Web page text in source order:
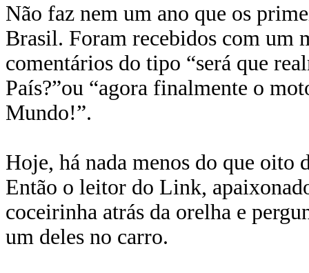
Não faz nem um ano que os
Brasil. Foram recebidos com um
comentários do tipo “será que
País?”ou “agora finalmente o
Mundo!”.
Hoje, há nada menos do que oito
Então o leitor do Link,
coceirinha atrás da orelha e
um deles no carro.